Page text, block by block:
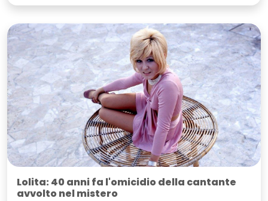
Lolita: 40 anni fa l'omicidio della cantante
avvolto nel mistero